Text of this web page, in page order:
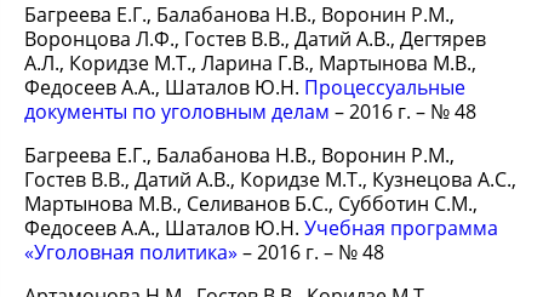
Багреева Е.Г., Балабанова Н.В., Воронин Р.М.,
Воронцова Л.Ф., Гостев В.В., Датий А.В., Дегтярев
А.Л., Коридзе М.Т., Ларина Г.В., Мартынова М.В.,
Федосеев А.А., Шаталов Ю.Н. Процессуальные
документы по уголовным делам – 2016 г. – № 48
Багреева Е.Г., Балабанова Н.В., Воронин Р.М.,
Гостев В.В., Датий А.В., Коридзе М.Т., Кузнецова А.С.,
Мартынова М.В., Селиванов Б.С., Субботин С.М.,
Федосеев А.А., Шаталов Ю.Н. Учебная программа
«Уголовная политика» – 2016 г. – № 48